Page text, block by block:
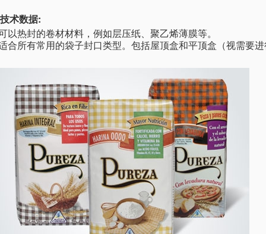
技术数据:
以热封的卷材材料，例如层压纸、聚乙烯薄膜等。
合所有常用的袋子封口类型。包括屋顶盒和平顶盒（视需要